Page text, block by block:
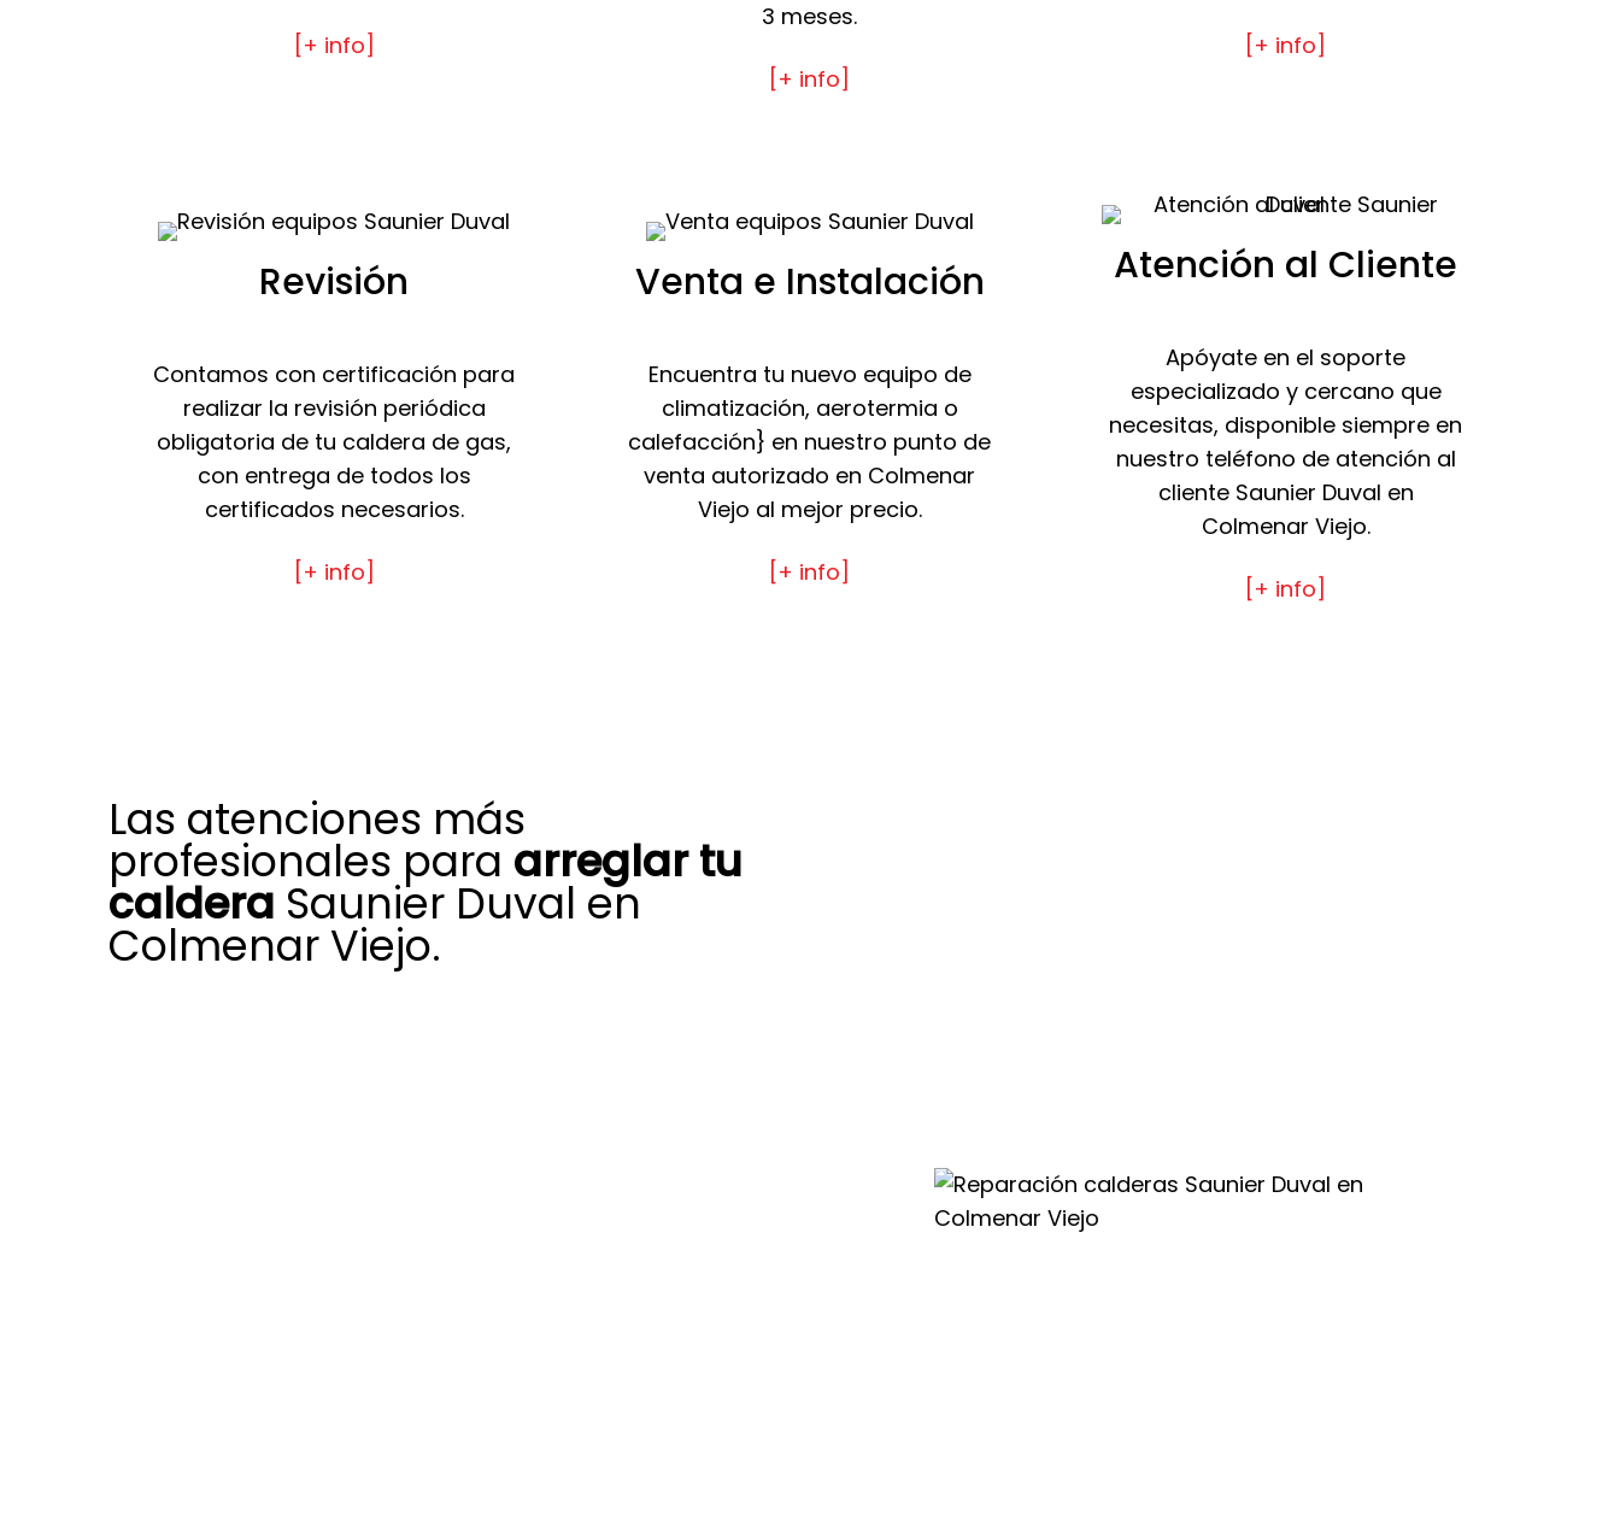
[+ info]
3 meses.
[+ info]
[+ info]
Revisión
Contamos con certificación para
realizar la revisión periódica
obligatoria de tu caldera de gas,
con entrega de todos los
certificados necesarios.
[+ info]
Venta e Instalación
Encuentra tu nuevo equipo de
climatización, aerotermia o
calefacción} en nuestro punto de
venta autorizado en Colmenar
Viejo al mejor precio.
[+ info]
Atención al Cliente
Apóyate en el soporte
especializado y cercano que
necesitas, disponible siempre en
nuestro teléfono de atención al
cliente Saunier Duval en
Colmenar Viejo.
[+ info]
Las atenciones más
profesionales para arreglar tu
caldera Saunier Duval en
Colmenar Viejo.